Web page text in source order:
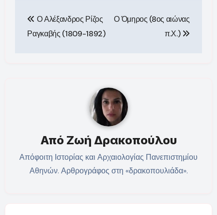
άρθρων
Ο Αλέξανδρος Ρίζος
Ραγκαβής (1809-1892)
Ο Όμηρος (8ος αιώνας
π.Χ.)
Από Ζωή Δρακοπούλου
Απόφοιτη Ιστορίας και Αρχαιολογίας Πανεπιστημίου
Αθηνών. Αρθρογράφος στη «δρακοπουλιάδα».